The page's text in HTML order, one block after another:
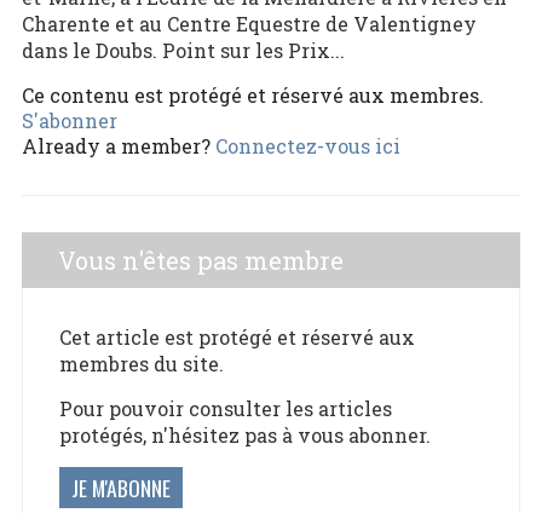
Charente et au Centre Equestre de Valentigney
dans le Doubs. Point sur les Prix...
Ce contenu est protégé et réservé aux membres.
S'abonner
Already a member? Connectez-vous ici
Vous n'êtes pas membre
Cet article est protégé et réservé aux
membres du site.
Pour pouvoir consulter les articles
protégés, n'hésitez pas à vous abonner.
JE M'ABONNE